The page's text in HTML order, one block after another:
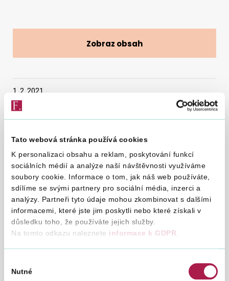
Tato webová stránka používá cookies
K personalizaci obsahu a reklam, poskytování funkcí
sociálních médií a analýze naší návštěvnosti využíváme
soubory cookie. Informace o tom, jak náš web používáte,
sdílíme se svými partnery pro sociální média, inzerci a
analýzy. Partneři tyto údaje mohou zkombinovat s dalšími
informacemi, které jste jim poskytli nebo které získali v
důsledku toho, že používáte jejich služby.
Na tomto odkazu naleznete informace k GDPR
souhlasu
Nutné
Vyhledat na webu
1. 2. 2021
technických důvodů pro veřejnost uzavřena
pokladna na Územním pracovišti Praha – západ, Na
Pankráci 95. Hotovost je možné složit na pokladně
Finančního úřadu pro Hlavní město Prahu, Územní
pracoviště pro Prahu 1, Štěpánská 28 nebo na
pokladně Finančního úřadu pro Středočeský kraj,
Územní pracoviště Praha – východ, Thámova 27, 1.
Zobraz obsah